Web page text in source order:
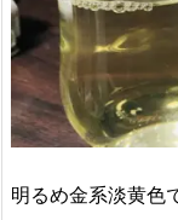
明るめ金系淡黄色